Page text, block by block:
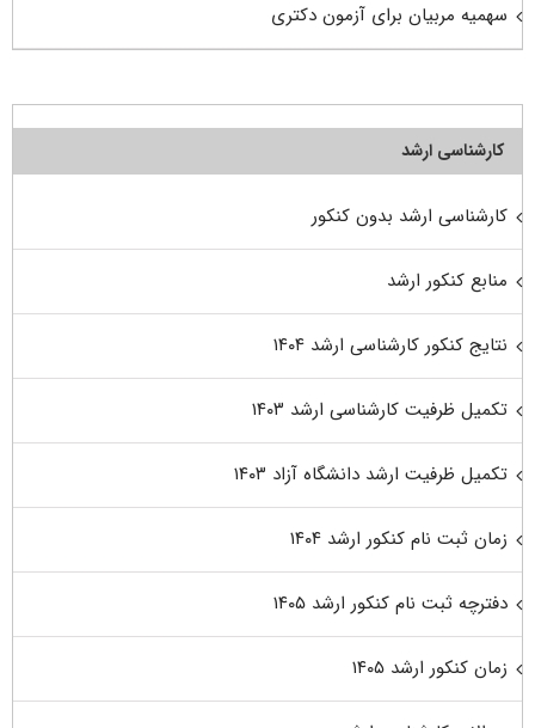
سهمیه مربیان برای آزمون دکتری
کارشناسی ارشد
کارشناسی ارشد بدون کنکور
منابع کنکور ارشد
نتایج کنکور کارشناسی ارشد ۱۴۰۴
تکمیل ظرفیت کارشناسی ارشد ۱۴۰۳
تکمیل ظرفیت ارشد دانشگاه آزاد ۱۴۰۳
زمان ثبت نام کنکور ارشد ۱۴۰۴
دفترچه ثبت نام کنکور ارشد ۱۴۰۵
زمان کنکور ارشد ۱۴۰۵